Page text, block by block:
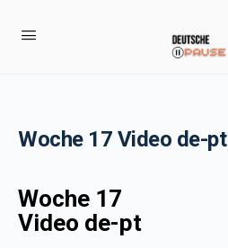
Woche 17 Video de-pt
Woche 17
Video de-pt